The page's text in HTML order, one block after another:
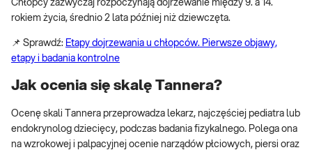
Chłopcy zazwyczaj rozpoczynają dojrzewanie między 9. a 14.
rokiem życia, średnio 2 lata później niż dziewczęta.
📌 Sprawdź: Etapy dojrzewania u chłopców. Pierwsze objawy,
etapy i badania kontrolne
Jak ocenia się skalę Tannera?
Ocenę skali Tannera przeprowadza lekarz, najczęściej pediatra lub
endokrynolog dziecięcy, podczas badania fizykalnego. Polega ona
na wzrokowej i palpacyjnej ocenie narządów płciowych, piersi oraz